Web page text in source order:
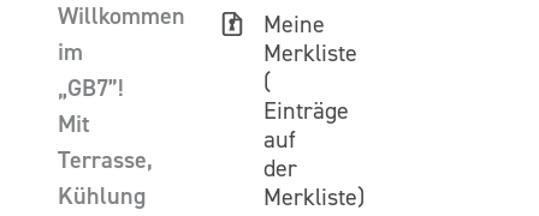
Willkommen
im
„GB7”!
Mit
Terrasse,
Kühlung
Meine
Merkliste
(
Einträge
auf
der
Merkliste)